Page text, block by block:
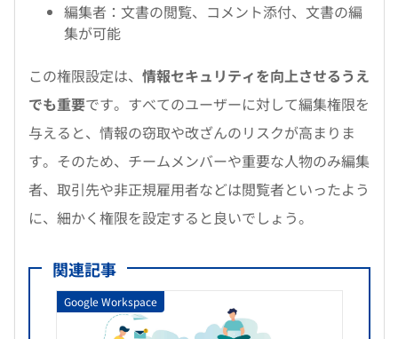
編集者：文書の閲覧、コメント添付、文書の編
集が可能
この権限設定は、 情報セキュリティを向上させるうえ
でも重要です。すべてのユーザーに対して編集権限を
与えると、情報の窃取や改ざんのリスクが高まりま
す。そのため、チームメンバーや重要な人物のみ編集
者、取引先や非正規雇用者などは閲覧者といったよう
に、細かく権限を設定すると良いでしょう。
関連記事
Google Workspace